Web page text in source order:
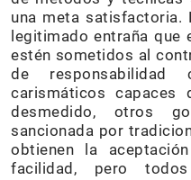
una meta satisfactoria.
legitimado entraña
estén sometidos al
de responsabilidad
carismáticos capaces
desmedido, otros
sancionada por
obtienen la
facilidad, pero